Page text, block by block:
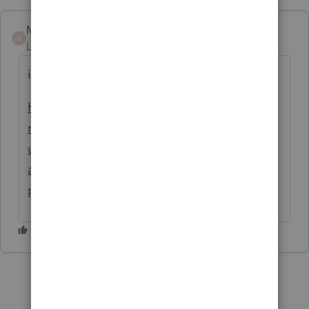
Mario B
Level 11
il faut une entente entre les 2 conjonts
https://www.canada.ca/fr/agence-
revenu/services/impot/particuliers/sujets/to
ut-votre-declaration-revenus/pension-
alimentaire/garde-partagee-montant-
personne-a-charge-admissible.html